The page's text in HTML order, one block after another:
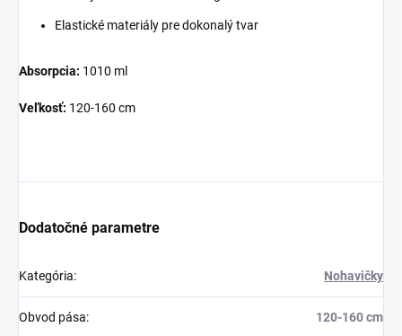
Elastické materiály pre dokonalý tvar
Absorpcia: 1010 ml
Veľkosť: 120-160 cm
Dodatočné parametre
Kategória: Nohavičky
Obvod pása: 120-160 cm